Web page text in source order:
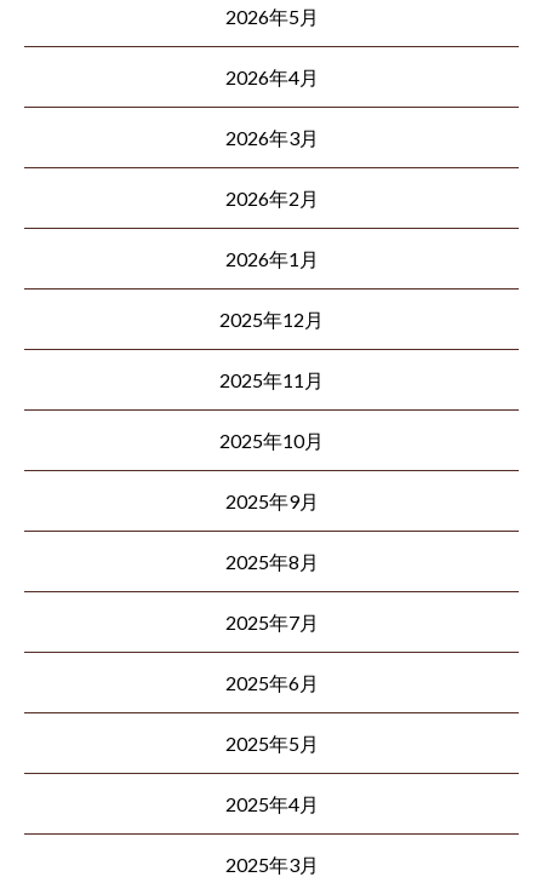
2026年5月
2026年4月
2026年3月
2026年2月
2026年1月
2025年12月
2025年11月
2025年10月
2025年9月
2025年8月
2025年7月
2025年6月
2025年5月
2025年4月
2025年3月